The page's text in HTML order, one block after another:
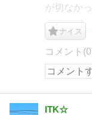
が切なかっ
ナイス
コメント
ITK☆